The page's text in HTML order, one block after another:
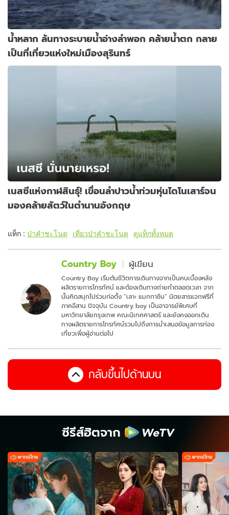
น้ำหลาก ล้นทางระบายน้ำอ่างลำพอก คล้ายน้ำตก กลาย
เป็นที่เที่ยวแห่งใหม่เมืองสุรินทร์
เนสซีแห่งกาฬสินธุ์! เขื่อนลำปาวน้ำท่วมหุ่นไดโนเสาร์จน
มองคล้ายสัตว์ในตำนานอังกฤษ
แท็ก : ป่าคำชะโนด เที่ยวป่าคำชะโนด ดูแท็กทั้งหมด
Country Boy ผู้เขียน
Country Boy เริ่มต้นชีวิตการเดินทางจากเป็นคนเบื้องหลัง
ผลิตรายการโทรทัศน์ และต้องเดินทางถ่ายทำตลอดเวลา จาก
นั้นคิดสนุกไปร่วมก่อตั้ง “เลาะ แมกกาซีน” นิตยสารแจกฟรีที่
ภาคอีสาน ปัจจุบัน Country boy เป็นอาจารย์พิเศษที่
มหาวิทยาลัยกรุงเทพ คณะนิเทศศาสตร์ และยังคงออกเดิน
ทางผลิตรายการโทรทัศน์รวมไปถึงการนำเสนอข้อมูลการท่อง
เที่ยวเพื่อผู้อ่านต่อไป
กลับขึ้นไปด้านบน
ซีรีส์ฮิตจาก